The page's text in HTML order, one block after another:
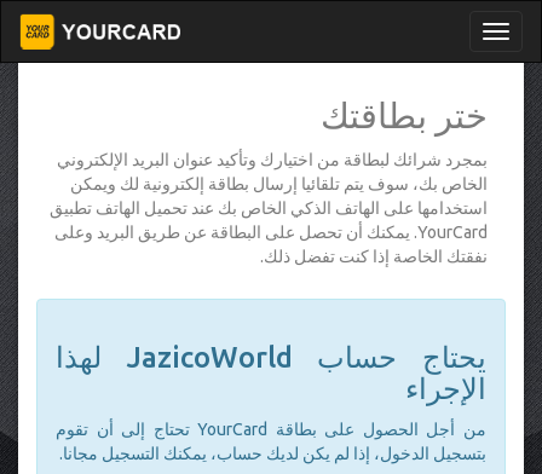
ختر بطاقتك
بمجرد شرائك لبطاقة من اختيارك وتأكيد عنوان البريد الإلكتروني
الخاص بك، سوف يتم تلقائيا إرسال بطاقة إلكترونية لك ويمكن
استخدامها على الهاتف الذكي الخاص بك عند تحميل الهاتف تطبيق
YourCard. يمكنك أن تحصل على البطاقة عن طريق البريد وعلى
نفقتك الخاصة إذا كنت تفضل ذلك.
يحتاج حساب JazicoWorld لهذا
الإجراء
من أجل الحصول على بطاقة YourCard تحتاج إلى أن تقوم
بتسجيل الدخول، إذا لم يكن لديك حساب، يمكنك التسجيل مجانا.